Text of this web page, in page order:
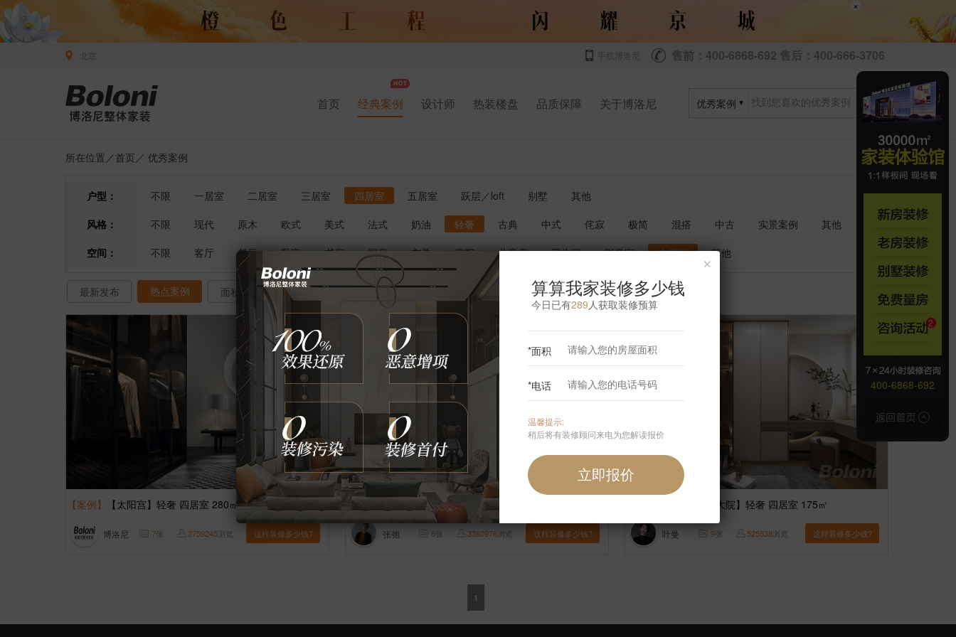
×
手机博洛尼 售前：400-6868-692 售后：400-666-3706
首页 经典案例 设计师 热装楼盘 品质保障 关于博洛尼 优秀案例
所在位置／首页 ／ 优秀案例
户型： 不限 一居室 二居室 三居室 四居室 五居室 跃层／loft 别墅
其他
风格：
不限 现代 原木 欧式 美式 法式 奶油 轻奢 古典 中式 侘寂 极简 混搭 中古 实景案例
其他
空间：
不限 客厅 餐厅 卧室 书房 厨房 玄关 庭院 儿童房 卫生间 影音室 衣帽间 其他
最新发布 热点案例 面积排序 共3套 1
【案例】 【太阳宫】轻奢 四居室 280㎡
博洛尼 7张 3759245浏览 这样装修多少钱?
【案例】 【国锐金嵿】轻奢 四居室 155㎡
张弛 6张 3380976浏览 这样装修多少钱?
【泰禾金府大院】轻奢 四居室 175㎡
叶曼 9张 525538浏览 这样装修多少钱?
1
400-6868-692
×
算算我家装修多少钱
今日已有289 人获取装修预算
*面积
*电话
温馨提示:
稍后将有装修顾问来电为您解读报价